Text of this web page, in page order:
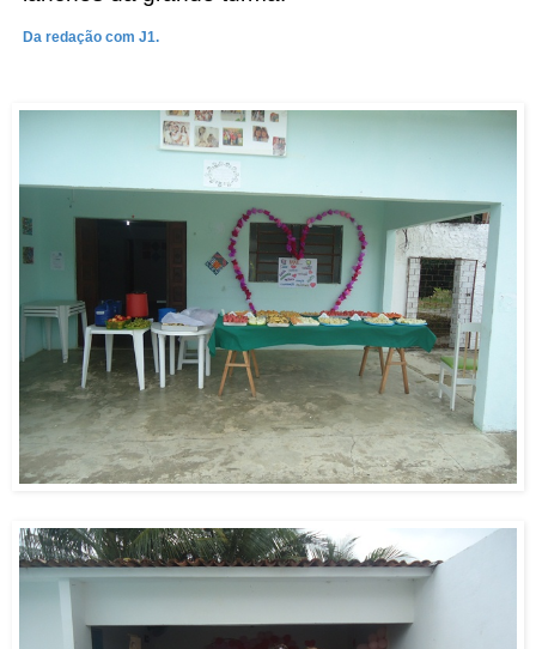
Da redação com J1.